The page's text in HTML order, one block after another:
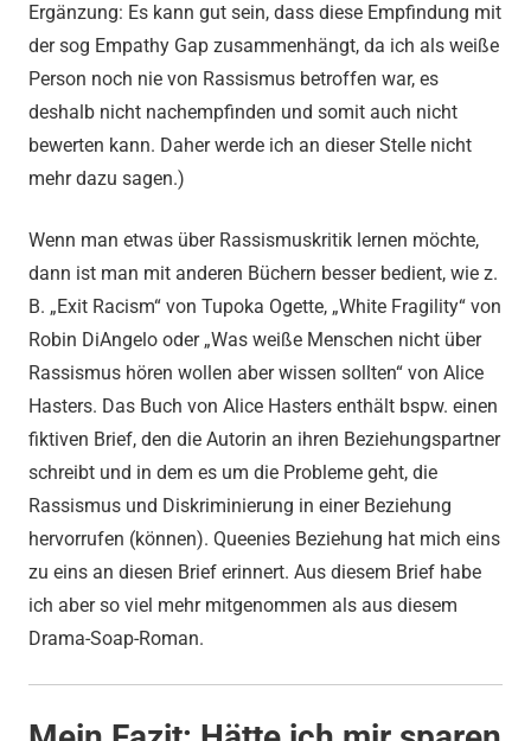
Ergänzung: Es kann gut sein, dass diese Empfindung mit
der sog Empathy Gap zusammenhängt, da ich als weiße
Person noch nie von Rassismus betroffen war, es
deshalb nicht nachempfinden und somit auch nicht
bewerten kann. Daher werde ich an dieser Stelle nicht
mehr dazu sagen.)
Wenn man etwas über Rassismuskritik lernen möchte,
dann ist man mit anderen Büchern besser bedient, wie z.
B. „Exit Racism“ von Tupoka Ogette, „White Fragility“ von
Robin DiAngelo oder „Was weiße Menschen nicht über
Rassismus hören wollen aber wissen sollten“ von Alice
Hasters. Das Buch von Alice Hasters enthält bspw. einen
fiktiven Brief, den die Autorin an ihren Beziehungspartner
schreibt und in dem es um die Probleme geht, die
Rassismus und Diskriminierung in einer Beziehung
hervorrufen (können). Queenies Beziehung hat mich eins
zu eins an diesen Brief erinnert. Aus diesem Brief habe
ich aber so viel mehr mitgenommen als aus diesem
Drama-Soap-Roman.